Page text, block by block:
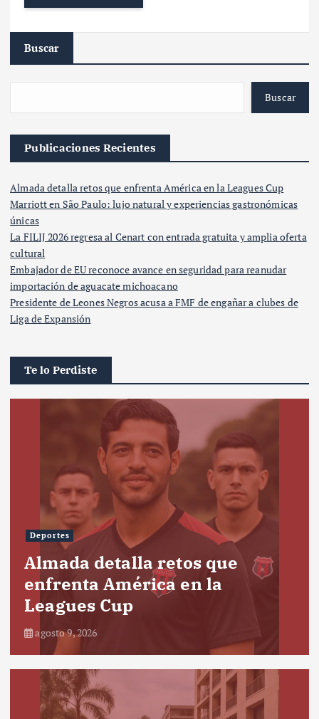
Buscar
Buscar
Publicaciones Recientes
Almada detalla retos que enfrenta América en la Leagues Cup
Marriott en São Paulo: lujo natural y experiencias gastronómicas
únicas
La FILIJ 2026 regresa al Cenart con entrada gratuita y amplia oferta
cultural
Embajador de EU reconoce avance en seguridad para reanudar
importación de aguacate michoacano
Presidente de Leones Negros acusa a FMF de engañar a clubes de
Liga de Expansión
Te lo Perdiste
Deportes
Almada detalla retos que
enfrenta América en la
Leagues Cup
agosto 9, 2026